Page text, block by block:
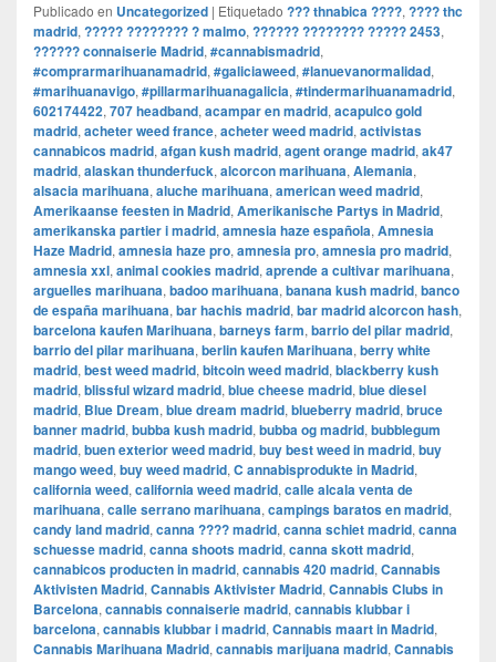
Publicado en Uncategorized | Etiquetado ??? thnabica ????, ???? thc
madrid, ????? ???????? ? malmo, ?????? ???????? ????? 2453,
?????? connaiserie Madrid, #cannabismadrid,
#comprarmarihuanamadrid, #galiciaweed, #lanuevanormalidad,
#marihuanavigo, #pillarmarihuanagalicia, #tindermarihuanamadrid,
602174422, 707 headband, acampar en madrid, acapulco gold
madrid, acheter weed france, acheter weed madrid, activistas
cannabicos madrid, afgan kush madrid, agent orange madrid, ak47
madrid, alaskan thunderfuck, alcorcon marihuana, Alemania,
alsacia marihuana, aluche marihuana, american weed madrid,
Amerikaanse feesten in Madrid, Amerikanische Partys in Madrid,
amerikanska partier i madrid, amnesia haze española, Amnesia
Haze Madrid, amnesia haze pro, amnesia pro, amnesia pro madrid,
amnesia xxl, animal cookies madrid, aprende a cultivar marihuana,
arguelles marihuana, badoo marihuana, banana kush madrid, banco
de españa marihuana, bar hachis madrid, bar madrid alcorcon hash,
barcelona kaufen Marihuana, barneys farm, barrio del pilar madrid,
barrio del pilar marihuana, berlin kaufen Marihuana, berry white
madrid, best weed madrid, bitcoin weed madrid, blackberry kush
madrid, blissful wizard madrid, blue cheese madrid, blue diesel
madrid, Blue Dream, blue dream madrid, blueberry madrid, bruce
banner madrid, bubba kush madrid, bubba og madrid, bubblegum
madrid, buen exterior weed madrid, buy best weed in madrid, buy
mango weed, buy weed madrid, C annabisprodukte in Madrid,
california weed, california weed madrid, calle alcala venta de
marihuana, calle serrano marihuana, campings baratos en madrid,
candy land madrid, canna ???? madrid, canna schiet madrid, canna
schuesse madrid, canna shoots madrid, canna skott madrid,
cannabicos producten in madrid, cannabis 420 madrid, Cannabis
Aktivisten Madrid, Cannabis Aktivister Madrid, Cannabis Clubs in
Barcelona, cannabis connaiserie madrid, cannabis klubbar i
barcelona, cannabis klubbar i madrid, Cannabis maart in Madrid,
Cannabis Marihuana Madrid, cannabis marijuana madrid, Cannabis